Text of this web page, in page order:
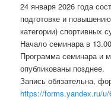
24 января 2026 года
подготовке и
категории) спортивных
Начало семинара в
Программа семинара и
опубликованы позднее.
Запись обязательна,
https://forms.yandex.ru/